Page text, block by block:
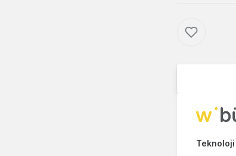
Teknoloji